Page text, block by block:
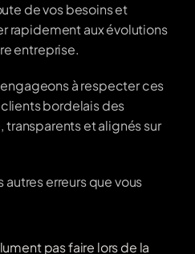
de vos besoins et
rapidement aux évolutions
entreprise.
engageons à respecter ces
bordelais des
transparents et alignés sur
autres erreurs que vous
pas faire lors de la